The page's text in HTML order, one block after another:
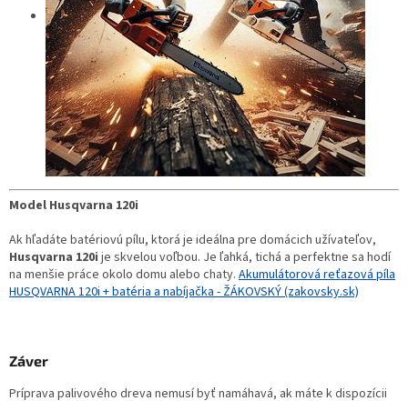
Model Husqvarna 120i
Ak hľadáte batériovú pílu, ktorá je ideálna pre domácich užívateľov,
Husqvarna 120i je skvelou voľbou. Je ľahká, tichá a perfektne sa hodí
na menšie práce okolo domu alebo chaty. Akumulátorová reťazová píla
HUSQVARNA 120i + batéria a nabíjačka - ŽÁKOVSKÝ (zakovsky.sk)
Záver
Príprava palivového dreva nemusí byť namáhavá, ak máte k dispozícii